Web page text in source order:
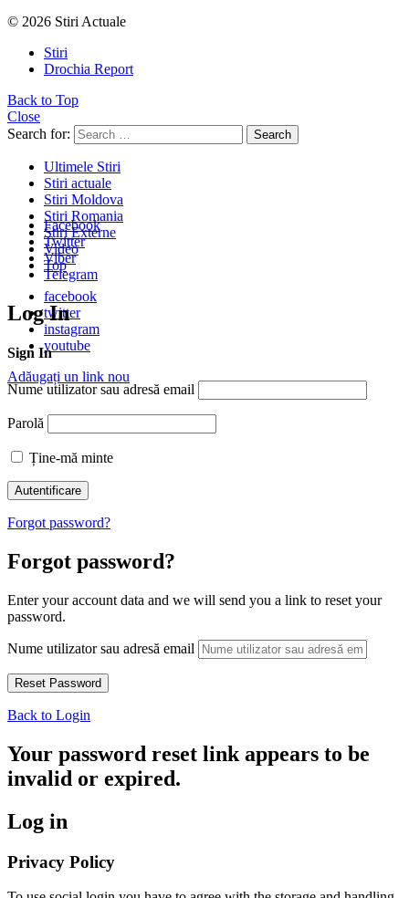
© 2026 Stiri Actuale
Stiri
Drochia Report
Back to Top
Close
Search for:
Search
Ultimele Stiri
Stiri actuale
Stiri Moldova
Stiri Romania
Stiri Externe
Video
Top
facebook
twitter
instagram
youtube
Adăugați un link nou
Facebook
Twitter
Viber
Telegram
Log In
Sign In
Nume utilizator sau adresă email
Parolă
Ține-mă minte
Forgot password?
Forgot password?
Enter your account data and we will send you a link to reset your
password.
Nume utilizator sau adresă email
Back to Login
Your password reset link appears to be
invalid or expired.
Log in
Privacy Policy